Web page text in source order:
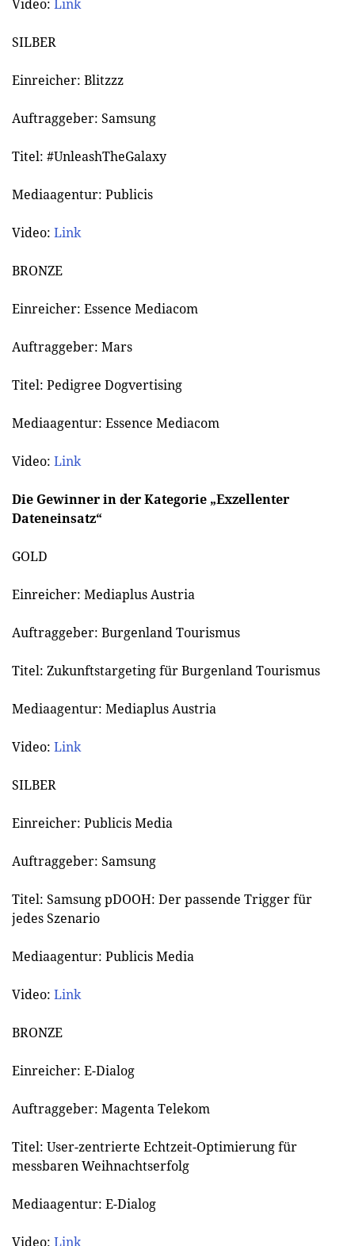
Video: Link
SILBER
Einreicher: Blitzzz
Auftraggeber: Samsung
Titel: #UnleashTheGalaxy
Mediaagentur: Publicis
Video: Link
BRONZE
Einreicher: Essence Mediacom
Auftraggeber: Mars
Titel: Pedigree Dogvertising
Mediaagentur: Essence Mediacom
Video: Link
Die Gewinner in der Kategorie „Exzellenter
Dateneinsatz“
GOLD
Einreicher: Mediaplus Austria
Auftraggeber: Burgenland Tourismus
Titel: Zukunftstargeting für Burgenland Tourismus
Mediaagentur: Mediaplus Austria
Video: Link
SILBER
Einreicher: Publicis Media
Auftraggeber: Samsung
Titel: Samsung pDOOH: Der passende Trigger für
jedes Szenario
Mediaagentur: Publicis Media
Video: Link
BRONZE
Einreicher: E-Dialog
Auftraggeber: Magenta Telekom
Titel: User-zentrierte Echtzeit-Optimierung für
messbaren Weihnachtserfolg
Mediaagentur: E-Dialog
Video: Link